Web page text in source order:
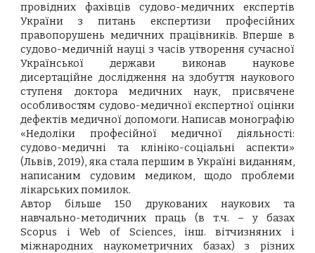
провідних фахівців судово-медичних експертів
України з питань експертизи професійних
правопорушень медичних працівників. Вперше в
судово-медичній науці з часів утворення сучасної
Української держави виконав наукове
дисертаційне дослідження на здобуття наукового
ступеня доктора медичних наук, присвячене
особливостям судово-медичної експертної оцінки
дефектів медичної допомоги. Написав монографію
«Недоліки професійної медичної діяльності:
судово-медичні та клініко-соціальні аспекти»
(Львів, 2019), яка стала першим в Україні виданням,
написаним судовим медиком, щодо проблеми
лікарських помилок.
Автор більше 150 друкованих наукових та
навчально-методичних праць (в т.ч. – у базах
Scopus і Web of Sciences, інш. вітчизняних і
міжнародних наукометричних базах) з різних